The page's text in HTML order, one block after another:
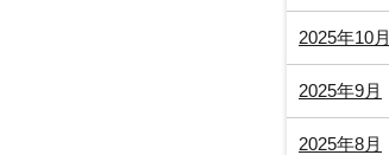
2025年10月
2025年9月
2025年8月